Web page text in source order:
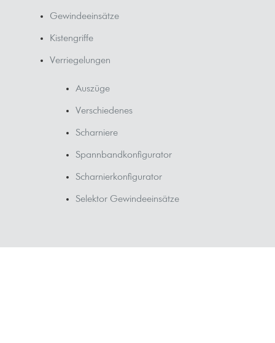
Gewindeeinsätze
Kistengriffe
Verriegelungen
Auszüge
Verschiedenes
Scharniere
Spannbandkonfigurator
Scharnierkonfigurator
Selektor Gewindeeinsätze